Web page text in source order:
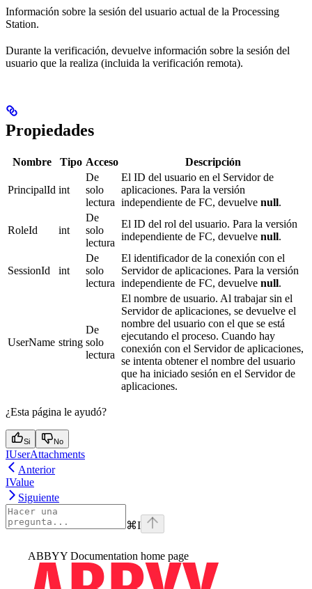
Información sobre la sesión del usuario actual de la Processing
Station.
Durante la verificación, devuelve información sobre la sesión del
usuario que la realiza (incluida la verificación remota).
Propiedades
Nombre Tipo Acceso Descripción
PrincipalId int
De
solo
lectura
El ID del usuario en el Servidor de
aplicaciones. Para la versión
independiente de FC, devuelve null.
RoleId int
De
solo
lectura
El ID del rol del usuario. Para la versión
independiente de FC, devuelve null.
SessionId int
De
solo
lectura
El identificador de la conexión con el
Servidor de aplicaciones. Para la versión
independiente de FC, devuelve null.
UserName string
De
solo
lectura
El nombre de usuario. Al trabajar sin el
Servidor de aplicaciones, se devuelve el
nombre del usuario con el que se está
ejecutando el proceso. Cuando hay
conexión con el Servidor de aplicaciones,
se intenta obtener el nombre del usuario
que ha iniciado sesión en el Servidor de
aplicaciones.
¿Esta página le ayudó?
Si No
IUserAttachments
Anterior
IValue
Siguiente
⌘I
ABBYY Documentation home page